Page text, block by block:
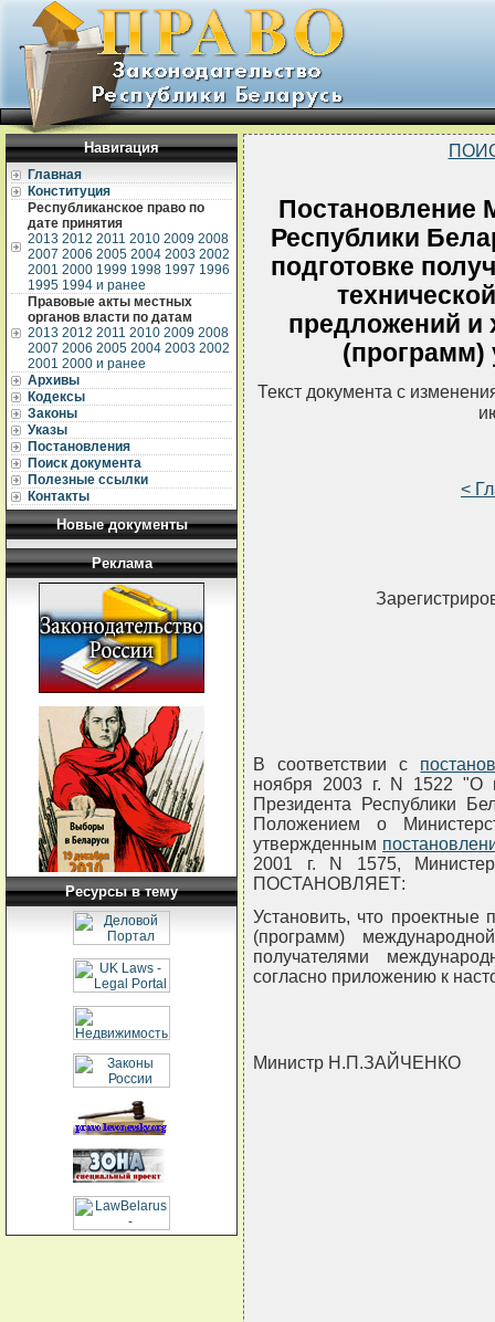
Навигация
Главная
Конституция
Республиканское право по
дате принятия
2013 2012 2011 2010 2009 2008
2007 2006 2005 2004 2003 2002
2001 2000 1999 1998 1997 1996
1995 1994 и ранее
Правовые акты местных
органов власти по датам
2013 2012 2011 2010 2009 2008
2007 2006 2005 2004 2003 2002
2001 2000 и ранее
Архивы
Кодексы
Законы
Указы
Постановления
Поиск документа
Полезные ссылки
Контакты
Новые документы
Реклама
Ресурсы в тему
Постановление
Республики
подготовке
предложений и
(программ)
Текст документа с
<
В соответствии с
ноября 2003 г. N 1522 "О
Президента Республики
Положением о
утвержденным
2001 г. N 1575,
ПОСТАНОВЛЯЕТ:
Установить, что проектные
(программ)
получателями
согласно приложению к
Министр Н.П.ЗАЙЧЕНКО